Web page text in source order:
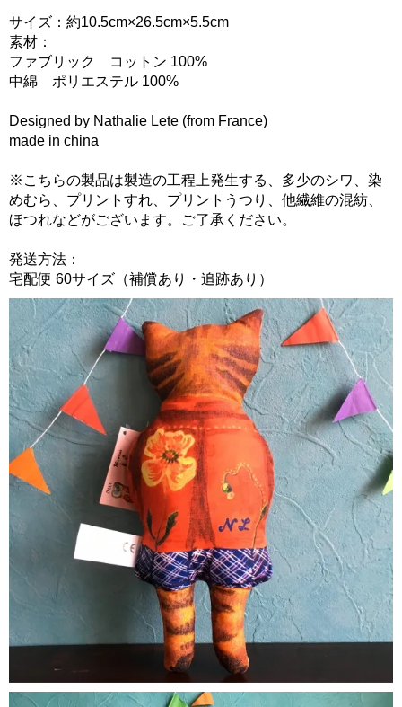
サイズ：約10.5cm×26.5cm×5.5cm
素材：
ファブリック コットン 100%
中綿 ポリエステル 100%
Designed by Nathalie Lete (from France)
made in china
※こちらの製品は製造の工程上発生する、多少のシワ、染
めむら、プリントすれ、プリントうつり、他繊維の混紡、
ほつれなどがございます。ご了承ください。
発送方法：
宅配便 60サイズ（補償あり・追跡あり）